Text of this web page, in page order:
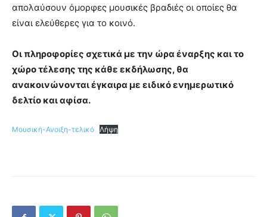
απολαύσουν όμορφες μουσικές βραδιές οι οποίες θα
είναι ελεύθερες για το κοινό.
Οι πληροφορίες σχετικά με την ώρα έναρξης και το
χώρο τέλεσης της κάθε εκδήλωσης, θα
ανακοινώνονται έγκαιρα με ειδικό ενημερωτικό
δελτίο και αφίσα.
Μουσική-Ανοιξη-τελικό Λήψη